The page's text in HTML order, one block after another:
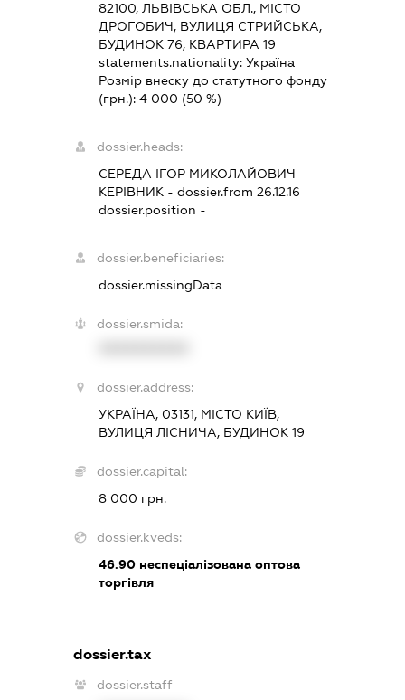
82100, ЛЬВІВСЬКА ОБЛ., МІСТО
ДРОГОБИЧ, ВУЛИЦЯ СТРИЙСЬКА,
БУДИНОК 76, КВАРТИРА 19
statements.nationality:Україна
Розмір внеску до статутного фонду
(грн.):4 000 (50 %)
dossier.heads:
СЕРЕДА ІГОР МИКОЛАЙОВИЧ -
КЕРІВНИК - dossier.from 26.12.16
dossier.position -
dossier.beneficiaries:
dossier.missingData
dossier.smida:
dossier.address:
УКРАЇНА, 03131, МІСТО КИЇВ,
ВУЛИЦЯ ЛІСНИЧА, БУДИНОК 19
dossier.capital:
8 000 грн.
dossier.kveds:
46.90 неспеціалізована оптова
торгівля
dossier.tax
dossier.staff